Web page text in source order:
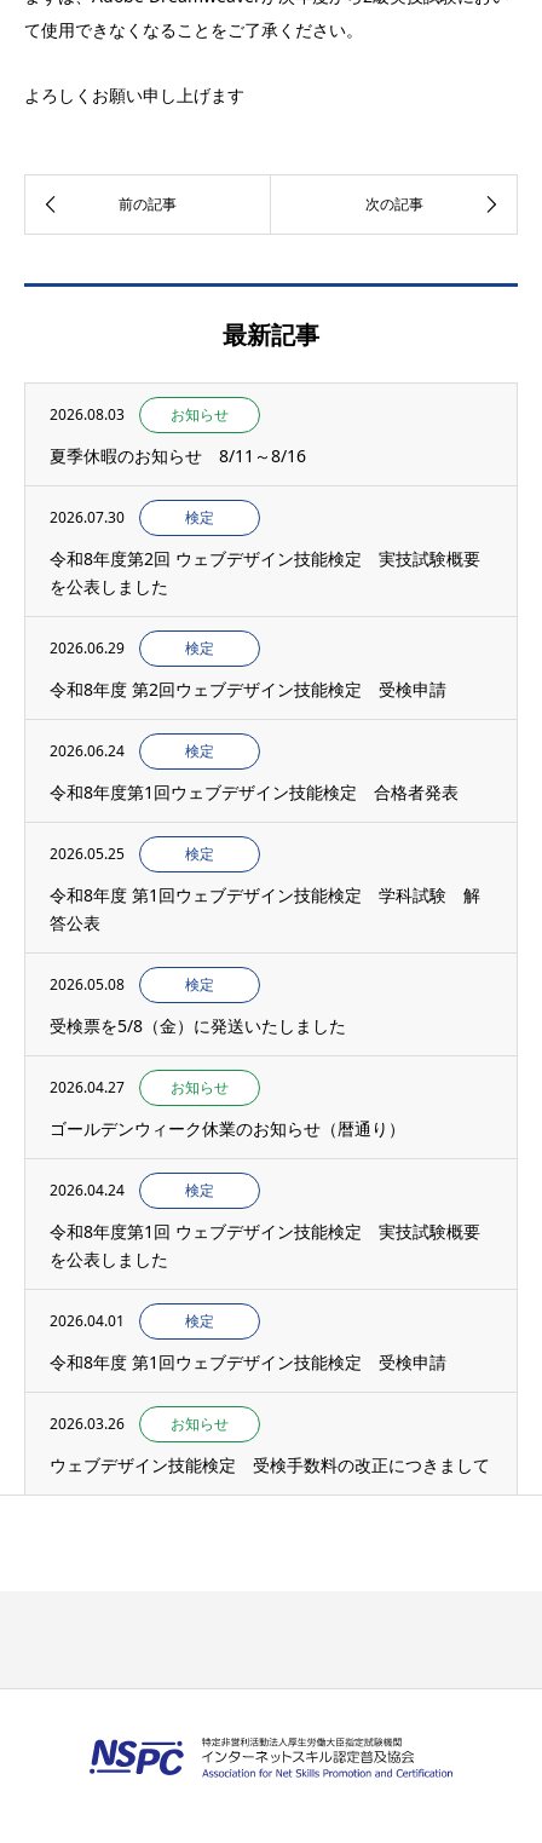
て使用できなくなることをご了承ください。
よろしくお願い申し上げます
最新記事
2026.08.03 お知らせ
夏季休暇のお知らせ 8/11～8/16
2026.07.30 検定
令和8年度第2回 ウェブデザイン技能検定 実技試験概要
を公表しました
2026.06.29 検定
令和8年度 第2回ウェブデザイン技能検定 受検申請
2026.06.24 検定
令和8年度第1回ウェブデザイン技能検定 合格者発表
2026.05.25 検定
令和8年度 第1回ウェブデザイン技能検定 学科試験 解
答公表
2026.05.08 検定
受検票を5/8（金）に発送いたしました
2026.04.27 お知らせ
ゴールデンウィーク休業のお知らせ（暦通り）
2026.04.24 検定
令和8年度第1回 ウェブデザイン技能検定 実技試験概要
を公表しました
2026.04.01 検定
令和8年度 第1回ウェブデザイン技能検定 受検申請
2026.03.26 お知らせ
ウェブデザイン技能検定 受検手数料の改正につきまして